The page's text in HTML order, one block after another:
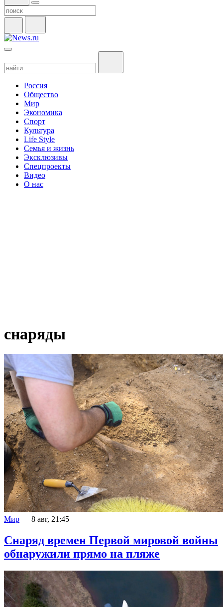
Россия
Общество
Мир
Экономика
Спорт
Культура
Life Style
Семья и жизнь
Эксклюзивы
Спецпроекты
Видео
О нас
снаряды
Мир 8 авг, 21:45
Снаряд времен Первой мировой войны
обнаружили прямо на пляже